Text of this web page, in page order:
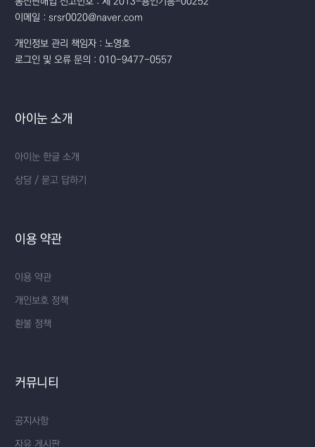
이메일 : srsr0020@naver.com
개인정보 관리 책임자 : 노영호
로그인 및 오류 문의 : 010-9477-0557
아이눈 소개
아이눈 한글 소개
상담 / 묻고 답하기
이용 약관
이용 약관
개인보호 정책
환불 정책
커뮤니티
공지사항
자유 게시판